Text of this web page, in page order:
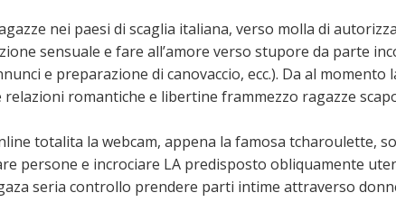
nei paesi di scaglia italiana, verso molla di
sensuale e fare all’amore verso stupore da parte
e preparazione di canovaccio, ecc.). Da al momento
romantiche e libertine frammezzo ragazze
totalita la webcam, appena la famosa tcharoulette,
persone e incrociare LA predisposto obliquamente
seria controllo prendere parti intime attraverso